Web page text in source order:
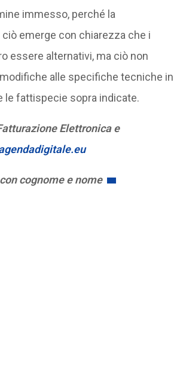
immesso, perché la
ciò emerge con chiarezza che i
essere alternativi, ma ciò non
alle specifiche tecniche in
le fattispecie sopra indicate.
Elettronica e
cognome e nome